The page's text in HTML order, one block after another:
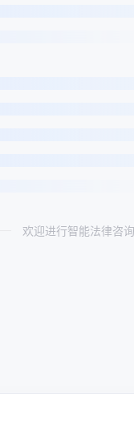
欢迎进行智能法律咨询